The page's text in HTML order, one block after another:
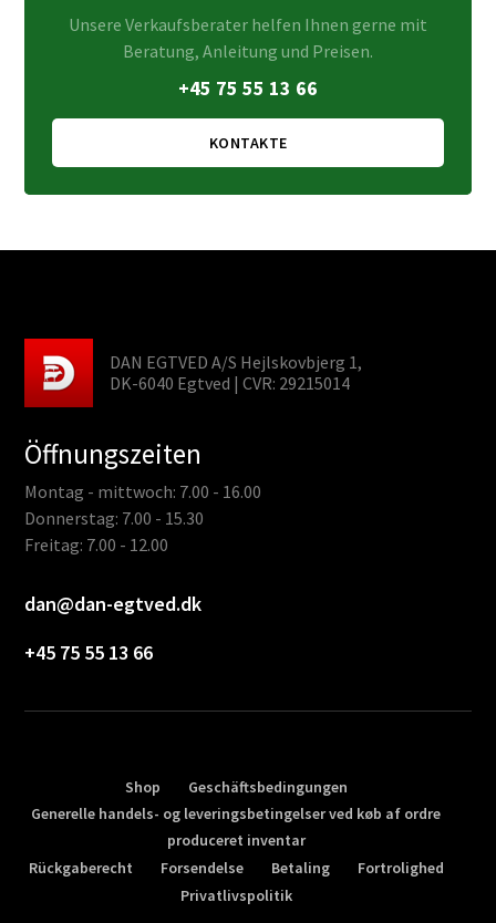
Unsere Verkaufsberater helfen Ihnen gerne mit
Beratung, Anleitung und Preisen.
+45 75 55 13 66
KONTAKTE
DAN EGTVED A/S Hejlskovbjerg 1,
DK-6040 Egtved | CVR: 29215014
Öffnungszeiten
Montag - mittwoch: 7.00 - 16.00
Donnerstag: 7.00 - 15.30
Freitag: 7.00 - 12.00
dan@dan-egtved.dk
+45 75 55 13 66
Shop
Geschäftsbedingungen
Generelle handels- og leveringsbetingelser ved køb af ordre
produceret inventar
Rückgaberecht
Forsendelse Betaling
Fortrolighed
Privatlivspolitik